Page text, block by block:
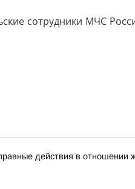
сотрудники МЧС
действия в